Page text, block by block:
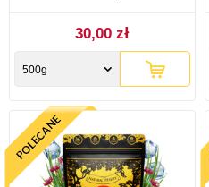
30,00 zł
500g